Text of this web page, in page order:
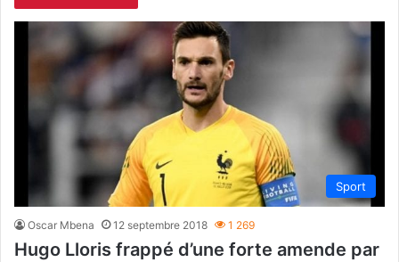
Sport
Oscar Mbena 12 septembre 2018 1 269
Hugo Lloris frappé d’une forte amende par